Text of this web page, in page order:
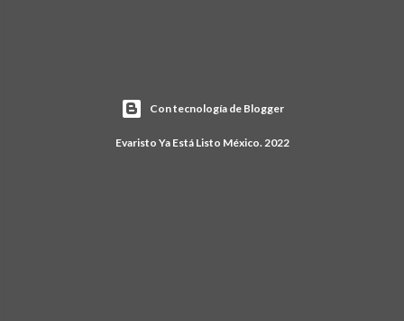
Con tecnología de Blogger
Evaristo Ya Está Listo México. 2022